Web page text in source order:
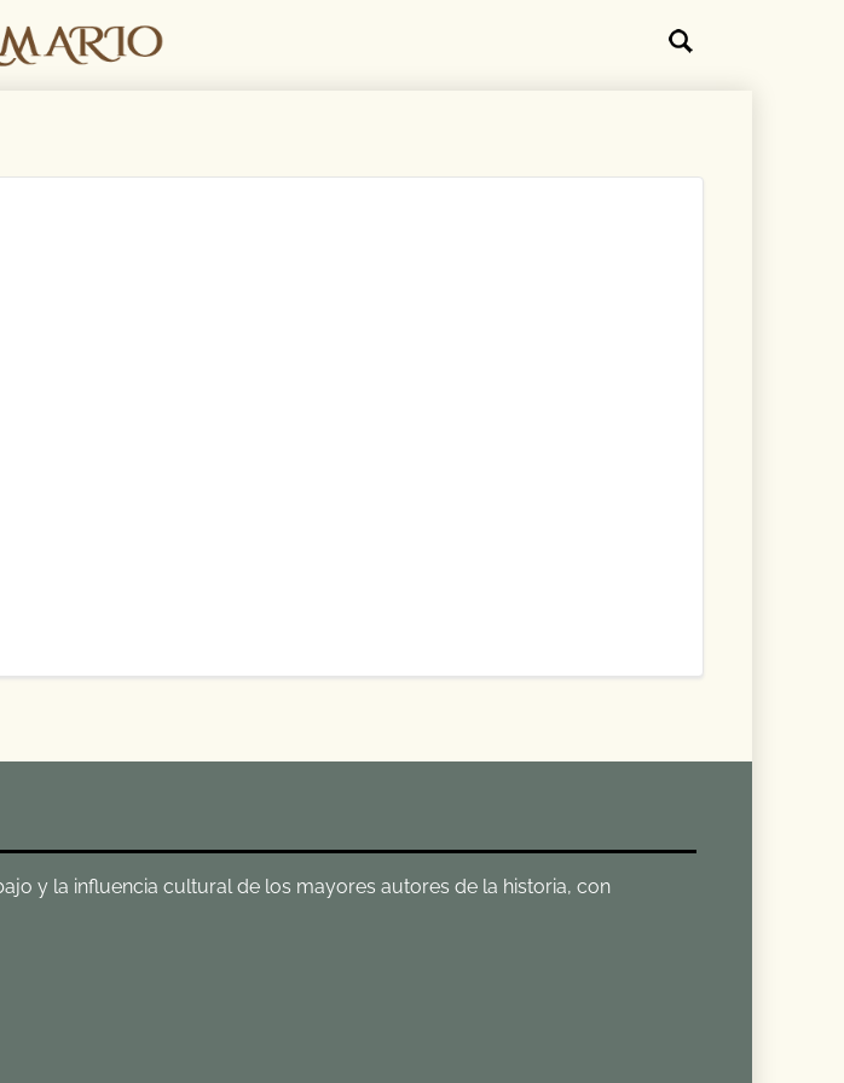
y la influencia cultural de los mayores autores de la historia, con